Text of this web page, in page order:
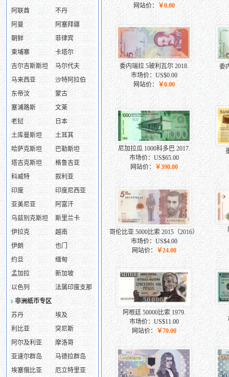
阿联酋
不丹
阿曼
阿塞拜疆
朝鲜
菲律宾
柬埔寨
卡塔尔
吉尔吉斯斯坦
马尔代夫
马来西亚
沙特阿拉伯
东帝汶
蒙古
塞浦路斯
文莱
老挝
日本
土库曼斯坦
土耳其
哈萨克斯坦
巴勒斯坦
塔吉克斯坦
格鲁吉亚
科威特
叙利亚
印度
印度尼西亚
亚美尼亚
阿富汗
乌兹别克斯坦
斯里兰卡
伊拉克
越南
伊朗
也门
约旦
缅甸
孟加拉
新加坡
以色列
法属印度支那
非洲纸币专区
苏丹
埃及
利比亚
突尼斯
阿尔及利亚
摩洛哥
亚速尔群岛
马德拉群岛
埃塞俄比亚
厄立特里亚
网站价： ￥0.00
委内瑞拉 5玻利瓦尔 2018.
市场价：US$0.00
网站价： ￥0.00
委
尼加拉瓜 1000科多巴 2017.
市场价：US$65.00
网站价：￥390.00
哥伦比亚 5000比索 2015（2016）
市场价：US$4.00
网站价： ￥24.00
阿根廷 50000比索 1979.
市场价：US$11.00
网站价： ￥70.00